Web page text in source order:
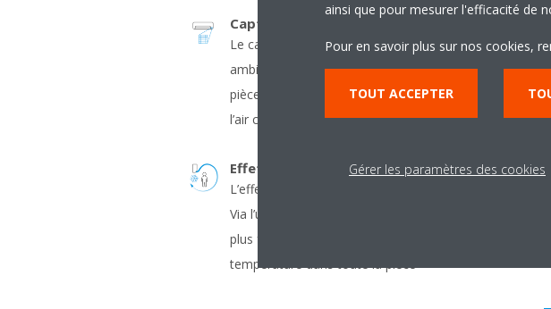
Capteur thermique intelligent
Le capteur thermique intelligent détermine la
ambiante actuelle et distribue l’air de façon homogène
pièce avant d’activer un schéma de distribution d’air
l’air chaud ou l’air froid vers les zones qui en ont besoin
Effet Coanda - rafraîchissement
L’effet Coanda optimise le flux d’air en mode
Via l’utilisation de volets de conception spéciale, un flux
plus focalisé assure une meilleure distribution de la
température dans toute la pièce
ainsi que pour mesurer l'efficacité de
Pour en savoir plus sur nos cookies,
TOUT ACCEPTER
Gérer les paramètres des cookies